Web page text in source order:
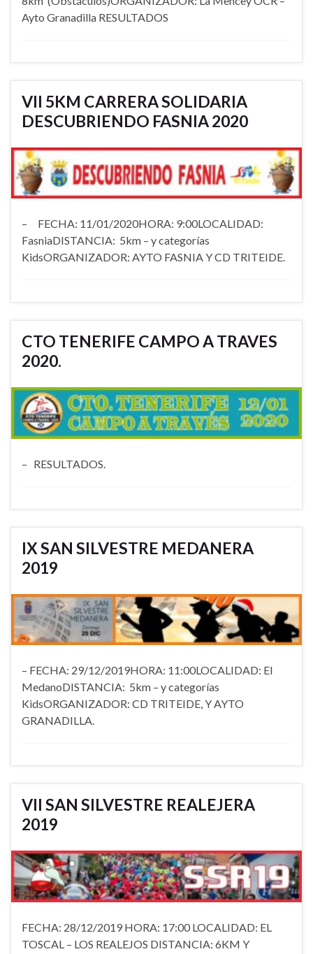
Ayto Granadilla RESULTADOS
VII 5KM CARRERA SOLIDARIA
DESCUBRIENDO FASNIA 2020
– FECHA: 11/01/2020HORA: 9:00LOCALIDAD:
FasniaDISTANCIA: 5km – y categorías
KidsORGANIZADOR: AYTO FASNIA Y CD TRITEIDE.
CTO TENERIFE CAMPO A TRAVES
2020.
– RESULTADOS.
IX SAN SILVESTRE MEDANERA
2019
– FECHA: 29/12/2019HORA: 11:00LOCALIDAD: El
MedanoDISTANCIA: 5km – y categorías
KidsORGANIZADOR: CD TRITEIDE, Y AYTO
GRANADILLA.
VII SAN SILVESTRE REALEJERA
2019
FECHA: 28/12/2019 HORA: 17:00 LOCALIDAD: EL
TOSCAL – LOS REALEJOS DISTANCIA: 6KM Y